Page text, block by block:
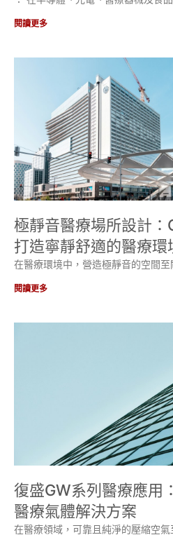
閱讀更多
極靜音醫療場所設計：
打造寧靜舒適的醫療環
在醫療環境中，營造極靜音的空間
閱讀更多
復盛GW系列醫療應用
醫療氣體解決方案
在醫療領域，可靠且純淨的壓縮空